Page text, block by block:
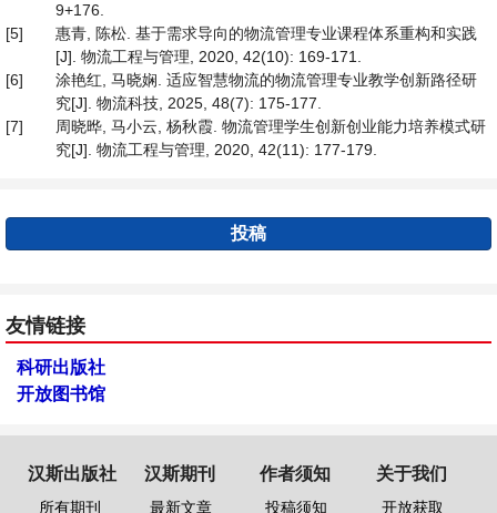
9+176.
[5]
惠青, 陈松. 基于需求导向的物流管理专业课程体系重构和实践
[J]. 物流工程与管理, 2020, 42(10): 169-171.
[6]
涂艳红, 马晓娴. 适应智慧物流的物流管理专业教学创新路径研
究[J]. 物流科技, 2025, 48(7): 175-177.
[7]
周晓晔, 马小云, 杨秋霞. 物流管理学生创新创业能力培养模式研
究[J]. 物流工程与管理, 2020, 42(11): 177-179.
投稿
友情链接
科研出版社
开放图书馆
汉斯出版社
所有期刊
汉斯期刊
最新文章
作者须知
投稿须知
关于我们
开放获取